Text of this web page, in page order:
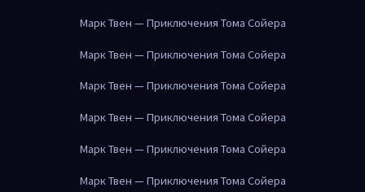
Марк Твен — Приключения Тома Сойера
Марк Твен — Приключения Тома Сойера
Марк Твен — Приключения Тома Сойера
Марк Твен — Приключения Тома Сойера
Марк Твен — Приключения Тома Сойера
Марк Твен — Приключения Тома Сойера